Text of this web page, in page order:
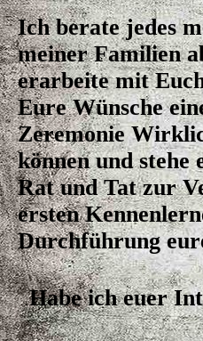
Ich berate jedes
meiner Familien
erarbeite mit
Eure Wünsche
Zeremonie
können und
Rat und Tat zur
ersten
Durchführung
Habe ich euer